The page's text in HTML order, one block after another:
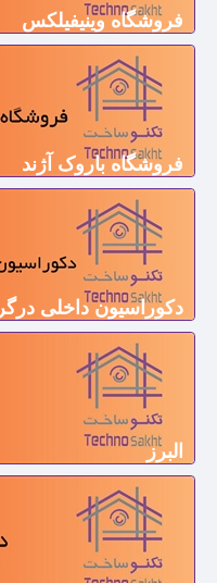
فروشگاه وینیفیلکس
فروشگاه باروک آژند
دکوراسیون داخلی درگر
البرز